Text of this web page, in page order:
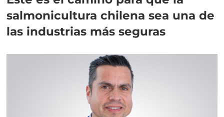
salmonicultura chilena sea una de
las industrias más seguras